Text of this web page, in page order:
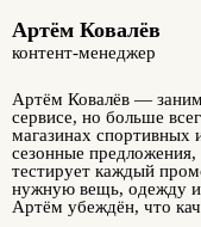
Артём Ковалёв
контент-менеджер
Артём Ковалёв —
сервисе, но больше
магазинах спортивных
сезонные предложения,
тестирует каждый
нужную вещь, одежду
Артём убеждён, что